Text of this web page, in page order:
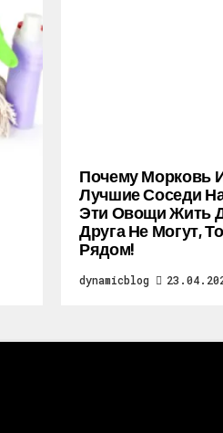
Почему Морковь
Лучшие Соседи
Эти Овощи Жить
Друга Не Могут,
Рядом!
dynamicblog